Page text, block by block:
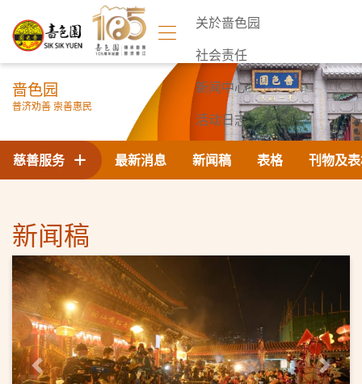
关於啬色园
社会责任
新闻中心
活动日志
联络我们
啬色园
普济劝善 崇善惠民
最新消息 新闻稿 表格 刊物及
慈善服务
新闻稿
Previous Next